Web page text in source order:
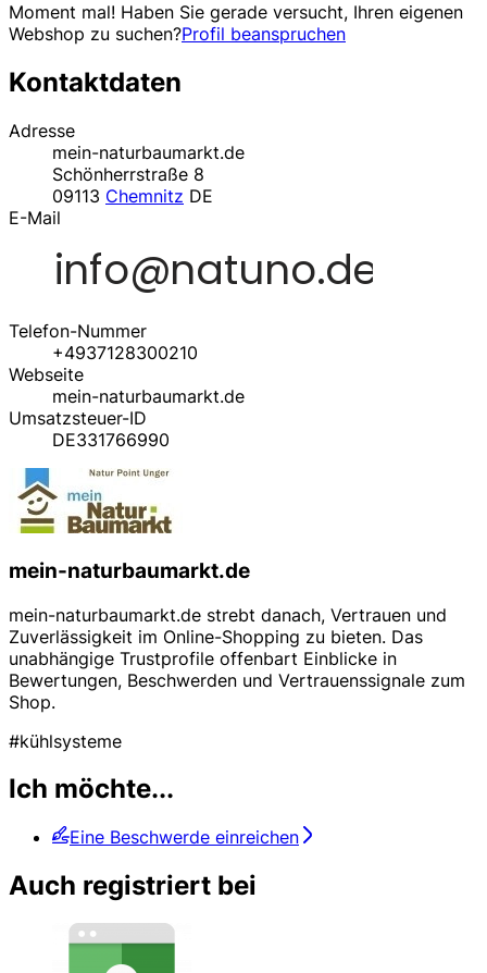
Moment mal! Haben Sie gerade versucht, Ihren eigenen
Webshop zu suchen?Profil beanspruchen
Kontaktdaten
Adresse
mein-naturbaumarkt.de
Schönherrstraße 8
09113 Chemnitz DE
E-Mail
Telefon-Nummer
+4937128300210
Webseite
mein-naturbaumarkt.de
Umsatzsteuer-ID
DE331766990
mein-naturbaumarkt.de
mein-naturbaumarkt.de strebt danach, Vertrauen und
Zuverlässigkeit im Online-Shopping zu bieten. Das
unabhängige Trustprofile offenbart Einblicke in
Bewertungen, Beschwerden und Vertrauenssignale zum
Shop.
#kühlsysteme
Ich möchte...
Eine Beschwerde einreichen
Auch registriert bei